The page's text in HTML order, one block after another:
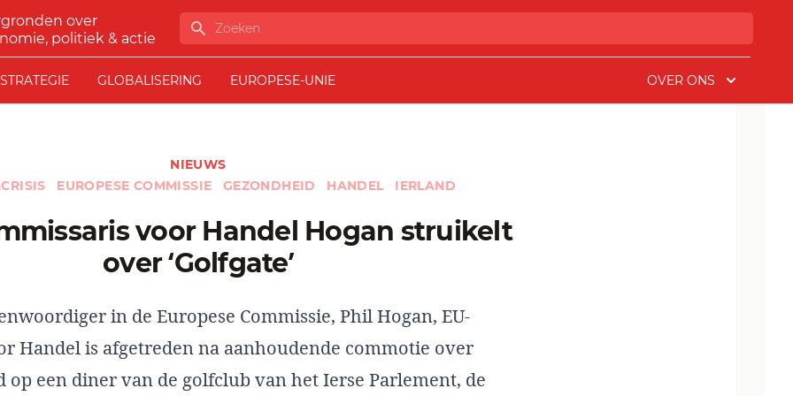
over
politiek & actie
Zoeken
STRATEGIE GLOBALISERING EUROPESE-UNIE OVER ONS
NIEUWS
EUROPESE COMMISSIE GEZONDHEID HANDEL IERLAND
over ‘Golfgate’
in de Europese Commissie, Phil Hogan, EU-
Handel is afgetreden na aanhoudende commotie over
op een diner van de golfclub van het Ierse Parlement, de